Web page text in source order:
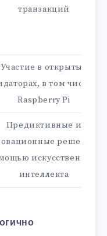
транзакций
Участие в открытых
в том числе на
Raspberry Pi
Предиктивные и
решения с
искусственного
интеллекта